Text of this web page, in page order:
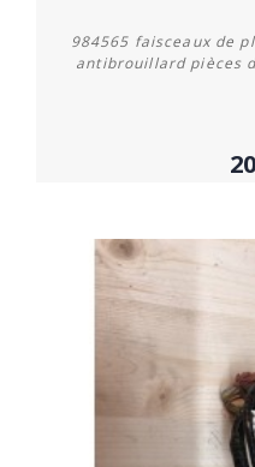
984565 faisceaux de
antibrouillard pièces